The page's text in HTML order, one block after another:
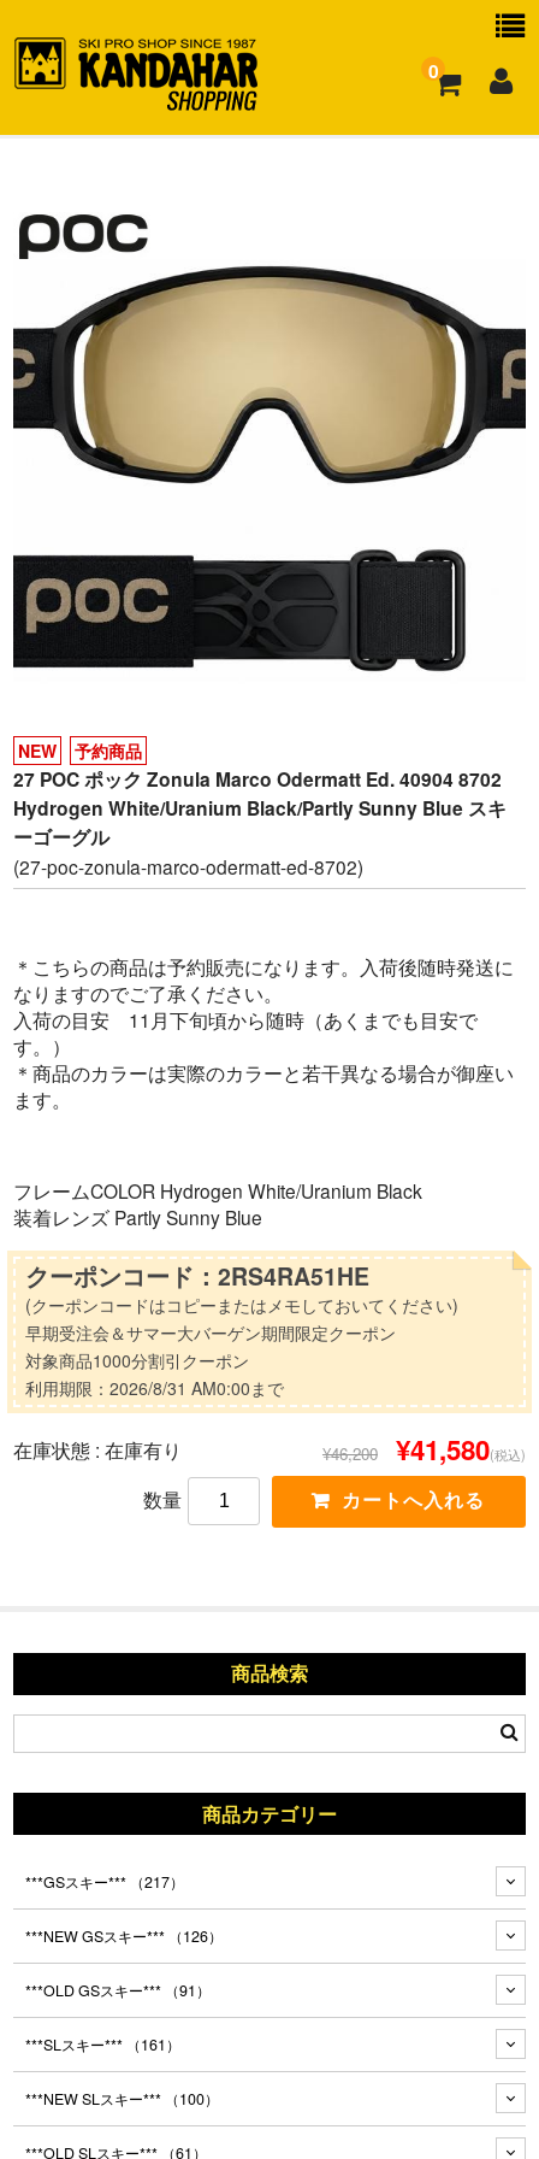
0
よくある質問
NEW 予約商品
27 POC ポック Zonula Marco Odermatt Ed. 40904 8702
Hydrogen White/Uranium Black/Partly Sunny Blue スキ
ーゴーグル
(27-poc-zonula-marco-odermatt-ed-8702)
＊こちらの商品は予約販売になります。入荷後随時発送に
なりますのでご了承ください。
入荷の目安 11月下旬頃から随時（あくまでも目安で
す。）
＊商品のカラーは実際のカラーと若干異なる場合が御座い
ます。
フレームCOLOR Hydrogen White/Uranium Black
装着レンズ Partly Sunny Blue
クーポンコード：2RS4RA51HE
(クーポンコードはコピーまたはメモしておいてください)
早期受注会＆サマー大バーゲン期間限定クーポン
対象商品1000分割引クーポン
利用期限：2026/8/31 AM0:00まで
在庫状態 : 在庫有り ¥46,200 ¥41,580(税込)
数量
商品検索
商品カテゴリー
***GSスキー*** （217）
***NEW GSスキー*** （126）
***OLD GSスキー*** （91）
***SLスキー*** （161）
***NEW SLスキー*** （100）
***OLD SLスキー*** （61）